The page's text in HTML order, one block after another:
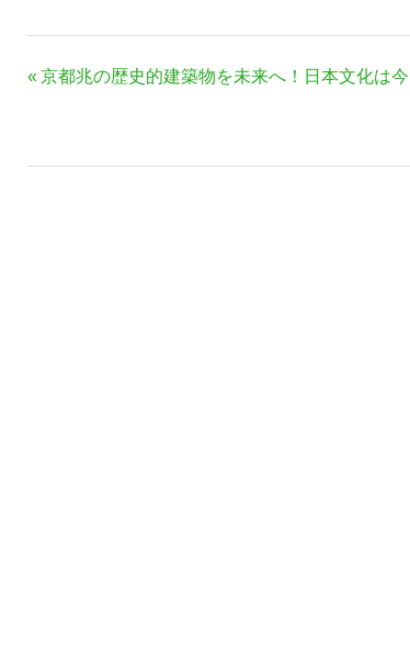
投
ビ
前
京都兆の歴史的建築物を未来へ！日本文化は